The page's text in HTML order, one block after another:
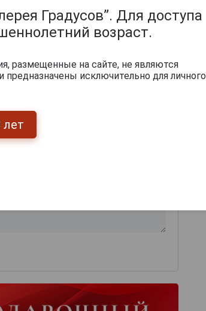
Градусов”. Для доступа
возраст.
размещенные на сайте, не являются
исключительно для личного